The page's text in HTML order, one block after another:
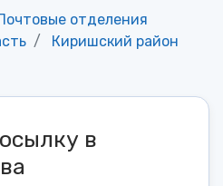
отделения
Киришский район
в